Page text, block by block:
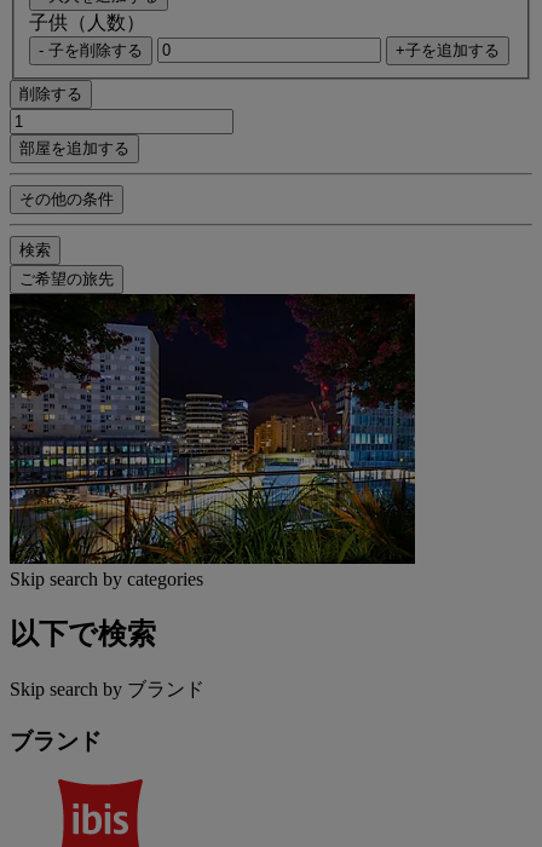
子供（人数）
- 子を削除する +子を追加する
削除する
部屋を追加する
その他の条件
検索
ご希望の旅先
Skip search by categories
以下で検索
Skip search by ブランド
ブランド